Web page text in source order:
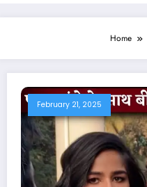
Home
February 21, 2025